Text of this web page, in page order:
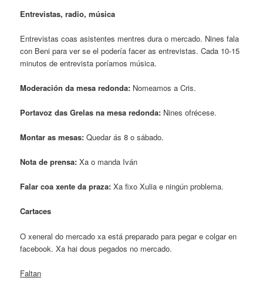
Entrevistas, radio, música
Entrevistas coas asistentes mentres dura o mercado. Nines fala
con Beni para ver se el podería facer as entrevistas. Cada 10-15
minutos de entrevista poríamos música.
Moderación da mesa redonda: Nomeamos a Cris.
Portavoz das Grelas na mesa redonda: Nines ofrécese.
Montar as mesas:Quedar ás 8 o sábado.
Nota de prensa: Xa o manda Iván
Falar coa xente da praza:Xa fixo Xulia e ningún problema.
Cartaces
O xeneral do mercado xa está preparado para pegar e colgar en
facebook. Xa hai dous pegados no mercado.
Faltan